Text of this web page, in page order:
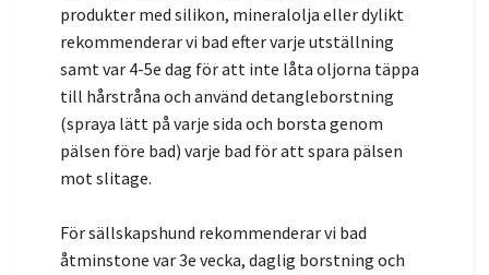
produkter med silikon, mineralolja eller dylikt
rekommenderar vi bad efter varje utställning
samt var 4-5e dag för att inte låta oljorna täppa
till hårstråna och använd detangleborstning
(spraya lätt på varje sida och borsta genom
pälsen före bad) varje bad för att spara pälsen
mot slitage.
För sällskapshund rekommenderar vi bad
åtminstone var 3e vecka, daglig borstning och